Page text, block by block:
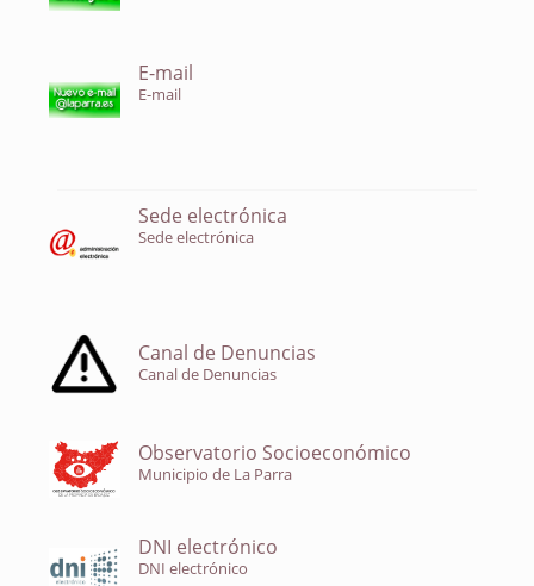
E-mail
E-mail
Sede electrónica
Sede electrónica
Canal de Denuncias
Canal de Denuncias
Observatorio Socioeconómico
Municipio de La Parra
DNI electrónico
DNI electrónico